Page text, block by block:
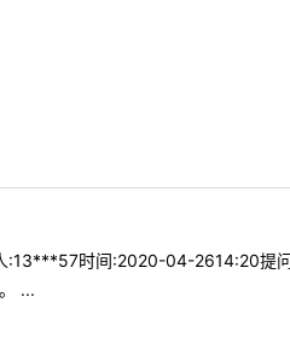
:13***57时间:2020-04-2614:20提
...